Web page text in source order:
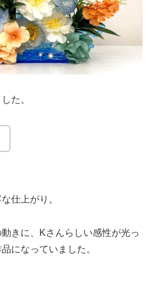
た。
仕上がり。
きに、Kさんらしい感性が光っ
になっていました。